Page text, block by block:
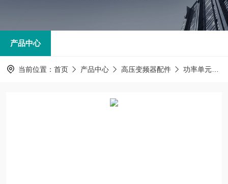
产品中心
当前位置： 首页 产品中心 高压变频器配件 功率单元